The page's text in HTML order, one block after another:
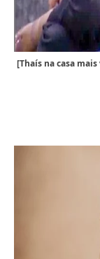
[Thaís na casa